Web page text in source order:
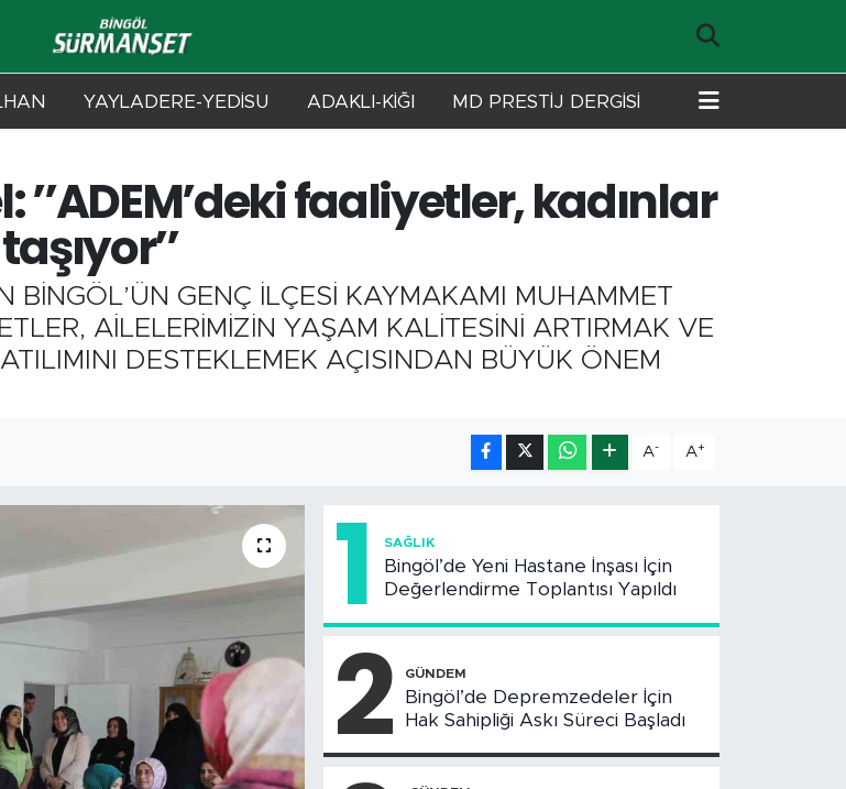
YAYLADERE-YEDİSU ADAKLI-KİĞI MD PRESTİJ DERGİSİ
faaliyetler, kadınlar
BİNGÖL’ÜN GENÇ İLÇESİ KAYMAKAMI MUHAMMET
AİLELERİMİZİN YAŞAM KALİTESİNİ ARTIRMAK VE
DESTEKLEMEK AÇISINDAN BÜYÜK ÖNEM
A- A+
1 SAĞLIK
Bingöl’de Yeni Hastane İnşası İçin
Değerlendirme Toplantısı Yapıldı
2 GÜNDEM
Bingöl’de Depremzedeler İçin
Hak Sahipliği Askı Süreci Başladı